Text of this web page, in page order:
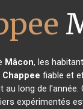
Mâcon, les
fiable et
au long de l'année.
expérimentés